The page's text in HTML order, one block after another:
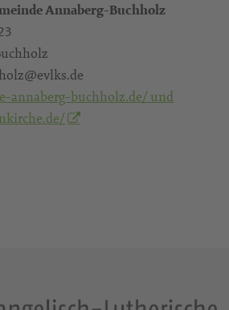
Annaberg-Buchholz
annaberg-buchholz.de/ und